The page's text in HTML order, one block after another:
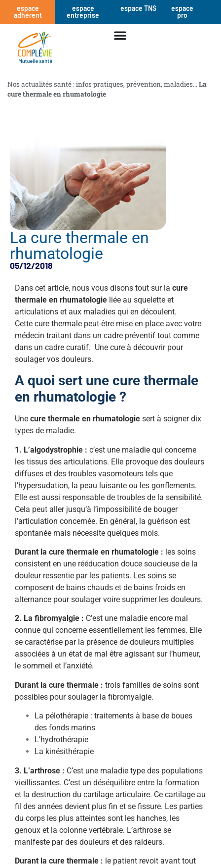
espace
adhérent
espace
entreprise
espace TNS
espace
pro
Nos actualités santé : infos pratiques, prévention, maladies… La
cure thermale en rhumatologie
La cure thermale en
rhumatologie
05/12/2018
Dans cet article, nous vous disons tout sur la cure
thermale en rhumatologie liée au squelette et
articulations et aux maladies qui en découlent.
Cette cure thermale peut-être mise en place avec votre
médecin traitant dans un cadre préventif tout comme
dans un cadre curatif. Une cure à découvrir pour
soulager vos douleurs.
A quoi sert une cure thermale
en rhumatologie ?
Une cure thermale en rhumatologie sert à soigner dix
types de maladie.
1. L’algodystrophie : c’est une maladie qui concerne
les tissus des articulations. Elle provoque des douleurs
diffuses et des troubles vasomoteurs tels que
l’hypersudation, la peau luisante ou les gonflements.
Elle est aussi responsable de troubles de la sensibilité.
Cela peut aller jusqu’à l’impossibilité de bouger
l’articulation concernée. En général, la guérison est
spontanée mais nécessite quelques mois.
Durant la cure thermale en rhumatologie : les soins
consistent en une rééducation douce soucieuse de la
douleur ressentie par les patients. Les soins se
composent de bains chauds et de bains froids en
alternance pour soulager voire supprimer les douleurs.
2. La fibromyalgie : C’est une maladie encore mal
connue qui concerne essentiellement les femmes. Elle
se caractérise par la présence de douleurs multiples
associées à un état de mal être agissant sur l’humeur,
le sommeil et l’anxiété.
Durant la cure thermale : trois familles de soins sont
possibles pour soulager la fibromyalgie.
La pélothérapie : traitements à base de boues
des fonds marins
L’hydrothérapie
La kinésithérapie
3. L’arthrose : C’est une maladie type des populations
vieillissantes. C’est un déséquilibre entre la formation
et la destruction du cartilage articulaire. Ce cartilage au
fil des années devient plus fin et se fissure. Les parties
du corps les plus atteintes sont les hanches, les
genoux et la colonne vertébrale. L’arthrose se
manifeste par des douleurs et des raideurs.
Durant la cure thermale : le patient revoit avant tout